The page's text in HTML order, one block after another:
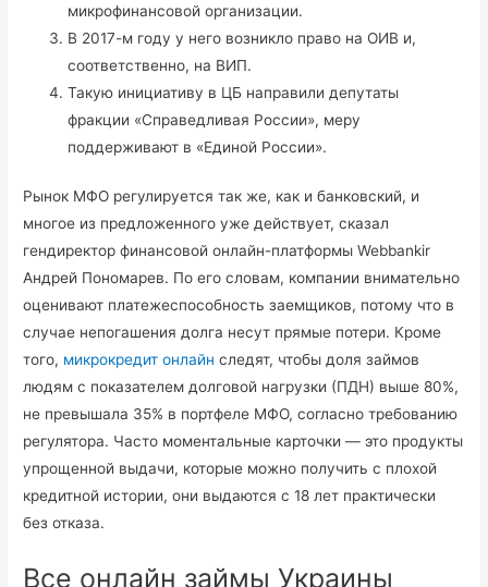
микрофинансовой организации.
В 2017-м году у него возникло право на ОИВ и,
соответственно, на ВИП.
Такую инициативу в ЦБ направили депутаты
фракции «Справедливая России», меру
поддерживают в «Единой России».
Рынок МФО регулируется так же, как и банковский, и
многое из предложенного уже действует, сказал
гендиректор финансовой онлайн-платформы Webbankir
Андрей Пономарев. По его словам, компании внимательно
оценивают платежеспособность заемщиков, потому что в
случае непогашения долга несут прямые потери. Кроме
того, микрокредит онлайн следят, чтобы доля займов
людям с показателем долговой нагрузки (ПДН) выше 80%,
не превышала 35% в портфеле МФО, согласно требованию
регулятора. Часто моментальные карточки — это продукты
упрощенной выдачи, которые можно получить с плохой
кредитной истории, они выдаются с 18 лет практически
без отказа.
Все онлайн займы Украины